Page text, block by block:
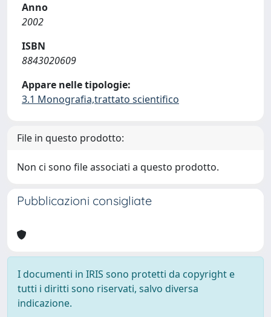
Anno
2002
ISBN
8843020609
Appare nelle tipologie:
3.1 Monografia,trattato scientifico
File in questo prodotto:
Non ci sono file associati a questo prodotto.
Pubblicazioni consigliate
I documenti in IRIS sono protetti da copyright e
tutti i diritti sono riservati, salvo diversa
indicazione.